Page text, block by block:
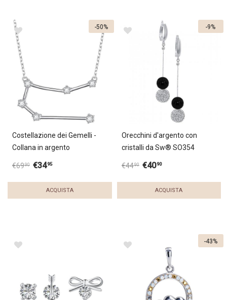
Costellazione dei Gemelli -
Collana in argento
€6990 €3495
ACQUISTA
-50%
Orecchini d'argento con
cristalli da Sw® SO354
€4490 €4090
ACQUISTA
-9%
-43%